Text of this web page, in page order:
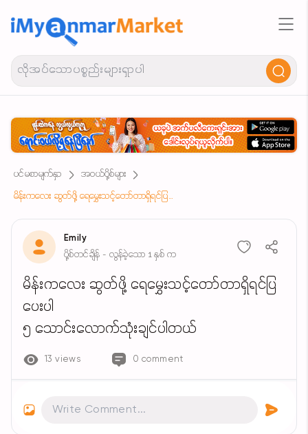
ပင်မစာမျက်နှာ
အဝယ်ပို့စ်များ
မိန်းကလေး ဆွတ်ဖို့ ရေမွှေးသင့်တော်တာရှိရင်ပြပေးပါ ၅ သောင်းလောက်သုံးချင်ပါတယ်
Emily
ပို့စ်တင်ချိန် - လွန်ခဲ့သော 1 နှစ် က
မိန်းကလေး ဆွတ်ဖို့ ရေမွှေးသင့်တော်တာရှိရင်ပြ
ပေးပါ
၅ သောင်းလောက်သုံးချင်ပါတယ်
13 views 0 comment